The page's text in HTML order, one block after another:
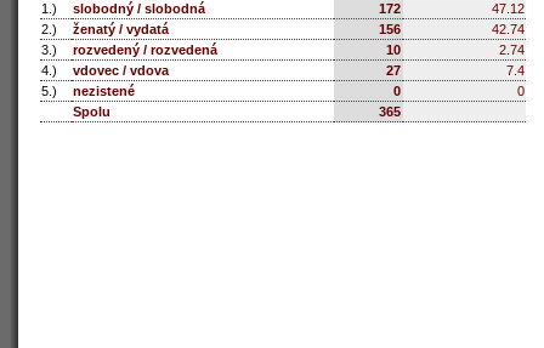
1.)
slobodný / slobodná 172
47.12
2.)
ženatý / vydatá 156
42.74
3.)
rozvedený / rozvedená 10
2.74
4.)
vdovec / vdova 27
7.4
5.)
nezistené 0
0
Spolu
365